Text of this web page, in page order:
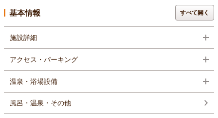
基本情報 すべて開く
施設詳細
アクセス・パーキング
温泉・浴場設備
風呂・温泉・その他